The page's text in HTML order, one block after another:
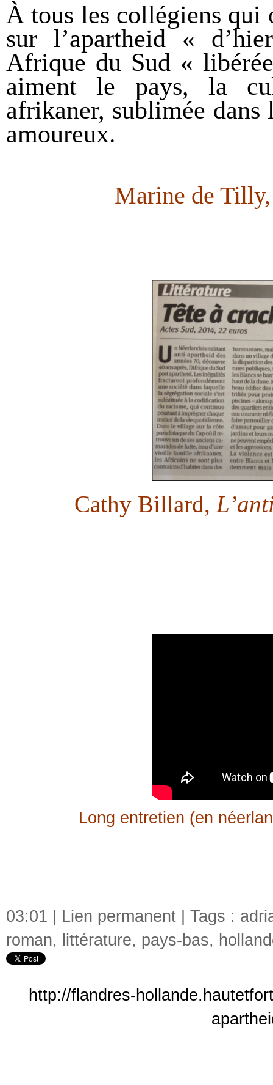
À tous les collégiens qui
sur l’apartheid «
Afrique du Sud «
aiment le pays, la
afrikaner, sublimée
amoureux.
Marine de
Cathy Billard,
Long entretien (en
03:01 | Lien permanent | Tags :
roman, littérature, pays-bas,
http://flandres-